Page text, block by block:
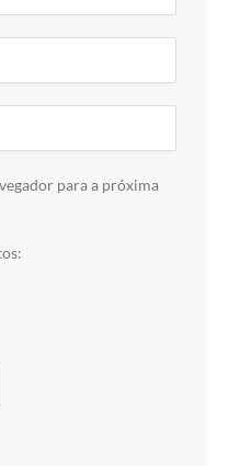
para a próxima